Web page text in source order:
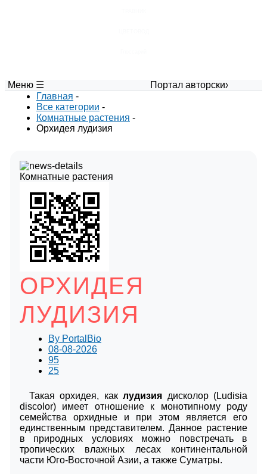
Меню ☰
Портал авторских материалов по
Главная -
Все категории -
Комнатные растения -
Орхидея лудизия
Комнатные растения
ОРХИДЕЯ
ЛУДИЗИЯ
By PortalBio
08-08-2026
95
25
Такая орхидея, каклудизия дисколор (Ludisia
discolor) имеет отношение к монотипному роду
семейства орхидные и при этом является его
единственным представителем. Данное растение
в природных условиях можно повстречать в
тропических влажных лесах континентальной
части Юго-Восточной Азии, а также Суматры.